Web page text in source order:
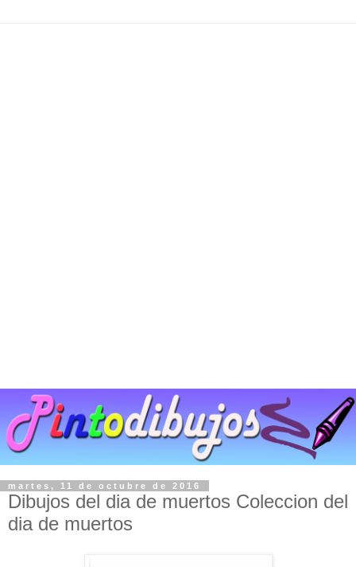
martes, 11 de octubre de 2016
Dibujos del dia de muertos Coleccion del
dia de muertos